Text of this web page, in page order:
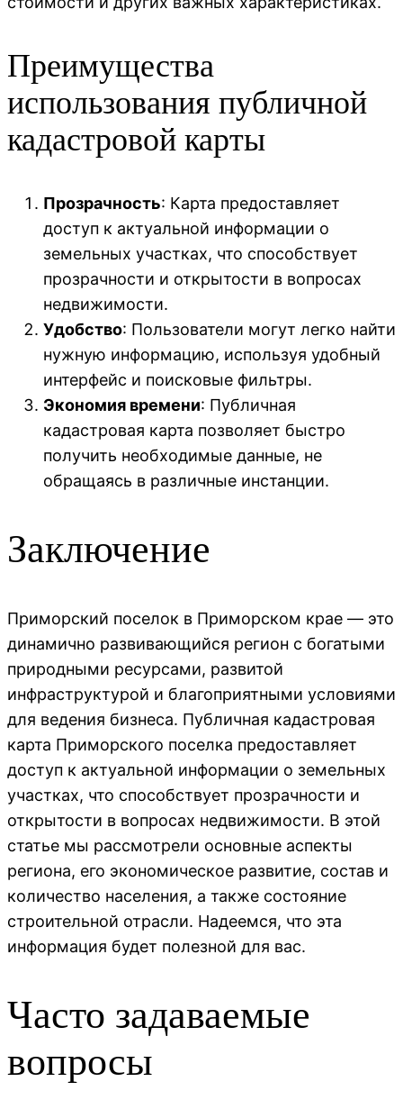
Преимущества
использования публичной
кадастровой карты
Прозрачность: Карта предоставляет
доступ к актуальной информации о
земельных участках, что способствует
прозрачности и открытости в вопросах
недвижимости.
Удобство: Пользователи могут легко найти
нужную информацию, используя удобный
интерфейс и поисковые фильтры.
Экономия времени: Публичная
кадастровая карта позволяет быстро
получить необходимые данные, не
обращаясь в различные инстанции.
Заключение
Приморский поселок в Приморском крае — это
динамично развивающийся регион с богатыми
природными ресурсами, развитой
инфраструктурой и благоприятными условиями
для ведения бизнеса. Публичная кадастровая
карта Приморского поселка предоставляет
доступ к актуальной информации о земельных
участках, что способствует прозрачности и
открытости в вопросах недвижимости. В этой
статье мы рассмотрели основные аспекты
региона, его экономическое развитие, состав и
количество населения, а также состояние
строительной отрасли. Надеемся, что эта
информация будет полезной для вас.
Часто задаваемые
вопросы